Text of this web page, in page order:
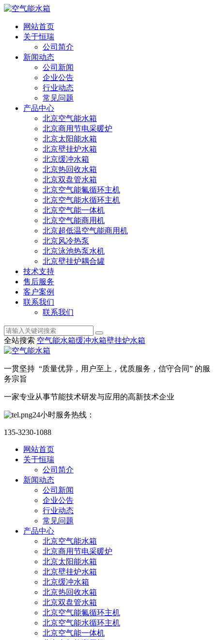
网站首页
关于恒瑞
公司简介
新闻动态
公司新闻
企业公告
行业动态
常见问题
产品中心
北京空气能水箱
北京商用节电采暖炉
北京太阳能水箱
北京壁挂炉水箱
北京缓冲水箱
北京热回收水箱
北京双盘管水箱
北京空气能氟循环主机
北京空气能水循环主机
北京空气能一体机
北京空气能商用机
北京超低温空气能商用机
北京风冷热泵
北京泳池热泵水机
北京壁挂炉耦合罐
技术支持
售后服务
客户案例
联系我们
联系我们
全站搜索 空气能水箱缓冲水箱壁挂炉水箱
一贯坚持 “质量优异，用户至上，优质服务，信守合同” 的服
务宗旨
一家专业从事节能技术研发与应用的高新技术企业
24小时服务热线：
135-3230-1088
网站首页
关于恒瑞
公司简介
新闻动态
公司新闻
企业公告
行业动态
常见问题
产品中心
北京空气能水箱
北京商用节电采暖炉
北京太阳能水箱
北京壁挂炉水箱
北京缓冲水箱
北京热回收水箱
北京双盘管水箱
北京空气能氟循环主机
北京空气能水循环主机
北京空气能一体机